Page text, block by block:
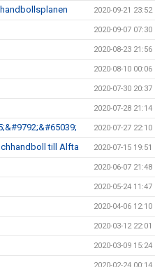
2020-09-21 23:52
2020-09-07 07:30
2020-08-23 21:56
2020-08-10 00:06
2020-07-30 20:37
2020-07-28 21:14
2020-07-27 22:10
till Alfta 2020-07-15 19:51
2020-06-07 21:48
2020-05-24 11:47
2020-04-06 12:10
2020-03-12 22:01
2020-03-09 15:24